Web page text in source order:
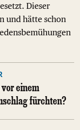
Dieser
und hätte schon
einem
fürchten?